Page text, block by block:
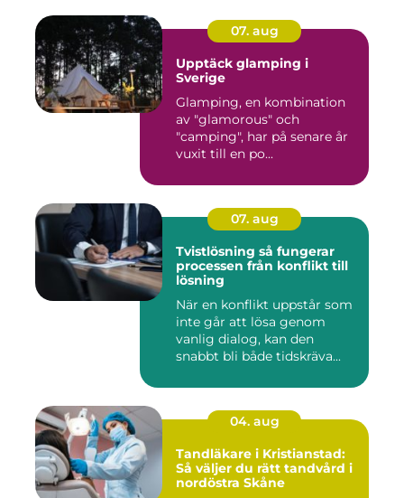
07. aug
Upptäck glamping i
Sverige
Glamping, en kombination
av "glamorous" och
"camping", har på senare år
vuxit till en po...
07. aug
Tvistlösning så fungerar
processen från konflikt till
lösning
När en konflikt uppstår som
inte går att lösa genom
vanlig dialog, kan den
snabbt bli både tidskräva...
04. aug
Tandläkare i Kristianstad:
Så väljer du rätt tandvård i
nordöstra Skåne